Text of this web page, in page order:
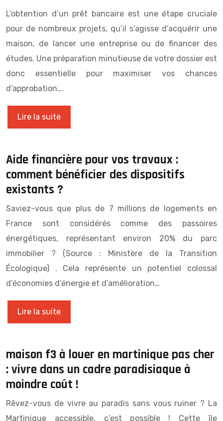
L’obtention d’un prêt bancaire est une étape cruciale
pour de nombreux projets, qu’il s’agisse d’acquérir une
maison, de lancer une entreprise ou de financer des
études. Une préparation minutieuse de votre dossier est
donc essentielle pour maximiser vos chances
d’approbation….
Lire la suite
Aide financière pour vos travaux :
comment bénéficier des dispositifs
existants ?
Saviez-vous que plus de 7 millions de logements en
France sont considérés comme des passoires
énergétiques, représentant environ 20% du parc
immobilier ? (Source : Ministère de la Transition
Écologique) . Cela représente un potentiel colossal
d’économies d’énergie et d’amélioration…
Lire la suite
maison f3 à louer en martinique pas cher
: vivre dans un cadre paradisiaque à
moindre coût !
Rêvez-vous de vivre au paradis sans vous ruiner ? La
Martinique accessible, c’est possible ! Cette île